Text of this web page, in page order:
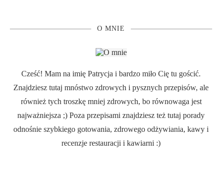
O MNIE
Cześć! Mam na imię Patrycja i bardzo miło Cię tu gościć.
Znajdziesz tutaj mnóstwo zdrowych i pysznych przepisów, ale
również tych troszkę mniej zdrowych, bo równowaga jest
najważniejsza ;) Poza przepisami znajdziesz też tutaj porady
odnośnie szybkiego gotowania, zdrowego odżywiania, kawy i
recenzje restauracji i kawiarni :)